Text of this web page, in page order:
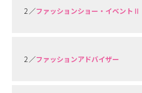
2 ／ファッションショー・イベントⅡ
2 ／ファッションアドバイザー